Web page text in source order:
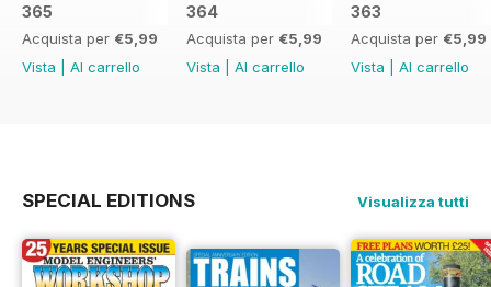
365
Acquista per €5,99
Vista
Al carrello
364
Acquista per €5,99
Vista
Al carrello
363
Acquista per €5,99
Vista
Al carrello
SPECIAL EDITIONS Visualizza tutti